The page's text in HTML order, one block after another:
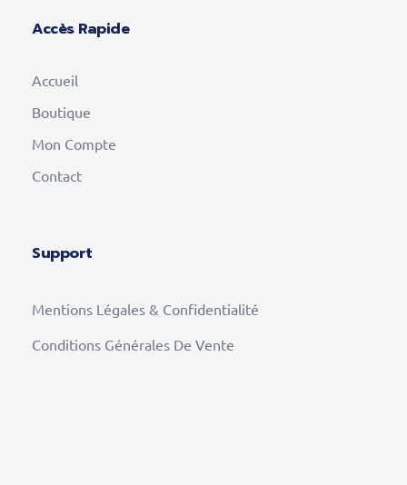
Accès Rapide
Accueil
Boutique
Mon Compte
Contact
Support
Mentions Légales & Confidentialité
Conditions Générales De Vente